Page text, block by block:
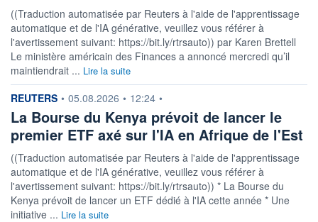
((Traduction automatisée par Reuters à l'aide de l'apprentissage
automatique et de l'IA générative, veuillez vous référer à
l'avertissement suivant: https://bit.ly/rtrsauto)) par Karen Brettell
Le ministère américain des Finances a annoncé mercredi qu’il
maintiendrait ... Lire la suite
information fournie par
REUTERS • 05.08.2026 • 12:24 •
La Bourse du Kenya prévoit de lancer le
premier ETF axé sur l'IA en Afrique de l'Est
((Traduction automatisée par Reuters à l'aide de l'apprentissage
automatique et de l'IA générative, veuillez vous référer à
l'avertissement suivant: https://bit.ly/rtrsauto)) * La Bourse du
Kenya prévoit de lancer un ETF dédié à l'IA cette année * Une
initiative ... Lire la suite